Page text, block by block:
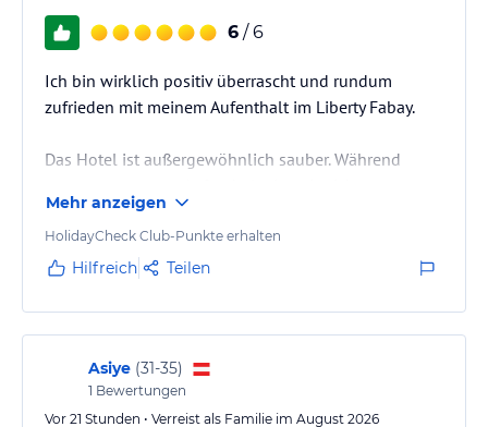
6 / 6
Ich bin wirklich positiv überrascht und rundum
zufrieden mit meinem Aufenthalt im Liberty Fabay.
Das Hotel ist außergewöhnlich sauber. Während
Negatives aufgefallen. Das Essen war hervorragend
und hat uns jeden Tag begeistert. Sogar der Döner im
Food Court hat besser geschmeckt als bei manchem
Besonders hervorheben möchte ich das gesamte
Personal. Alle Mitarbeiter waren ausnahmslos
freundlich, aufmerksam und immer mit einem
Lächeln im Gesicht. Man hat…
Mehr anzeigen
HolidayCheck Club-Punkte erhalten
Hilfreich Teilen
Asiye (31-35)
1 Bewertungen
Vor 21 Stunden • Verreist als Familie im August 2026